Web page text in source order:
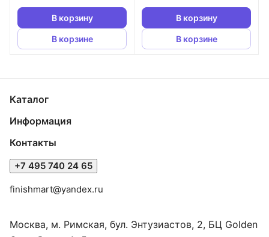
В корзину
В корзине
В корзину
В корзине
Каталог
Информация
Контакты
+7 495 740 24 65
finishmart@yandex.ru
Москва, м. Римская, бул. Энтузиастов, 2, БЦ Golden